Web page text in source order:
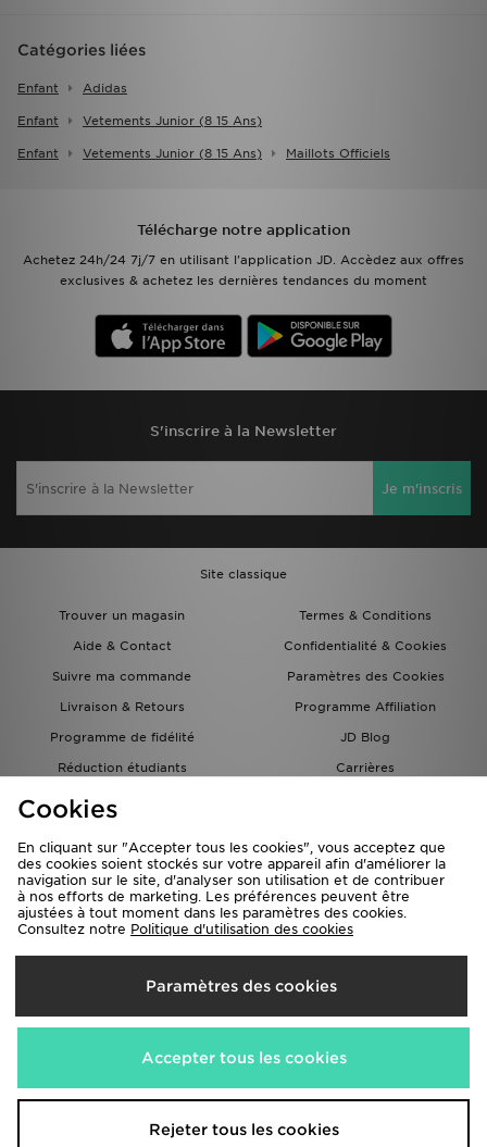
Catégories liées
Enfant Adidas
Enfant Vetements Junior (8 15 Ans)
Enfant Vetements Junior (8 15 Ans) Maillots Officiels
Télécharge notre application
Achetez 24h/24 7j/7 en utilisant l'application JD. Accèdez aux offres
exclusives & achetez les dernières tendances du moment
S'inscrire à la Newsletter
Je m'inscris
Site classique
Trouver un magasin
Termes & Conditions
Aide & Contact
Confidentialité & Cookies
Suivre ma commande
Paramètres des Cookies
Livraison & Retours
Programme Affiliation
Programme de fidélité
JD Blog
Réduction étudiants
Carrières
Carte Cadeau
Livraison Vers
France
Nous acceptons les méthodes de paiement suivantes
Visitez notre site corporate www.jdplc.com
Cookies
En cliquant sur "Accepter tous les cookies", vous acceptez que
des cookies soient stockés sur votre appareil afin d'améliorer la
navigation sur le site, d'analyser son utilisation et de contribuer
à nos efforts de marketing. Les préférences peuvent être
ajustées à tout moment dans les paramètres des cookies.
Consultez notre Politique d'utilisation des cookies
Paramètres des cookies
Accepter tous les cookies
Rejeter tous les cookies